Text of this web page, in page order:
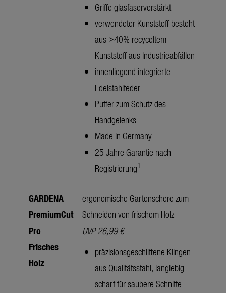
Griffe glasfaserverstärkt
verwendeter Kunststoff besteht
aus >40% recyceltem
Kunststoff aus Industrieabfällen
innenliegend integrierte
Edelstahlfeder
Puffer zum Schutz des
Handgelenks
Made in Germany
25 Jahre Garantie nach
Registrierung1
GARDENA
PremiumCut
Pro
Frisches
Holz
ergonomische Gartenschere zum
Schneiden von frischem Holz
UVP 26,99 €
präzisionsgeschliffene Klingen
aus Qualitätsstahl, langlebig
scharf für saubere Schnitte